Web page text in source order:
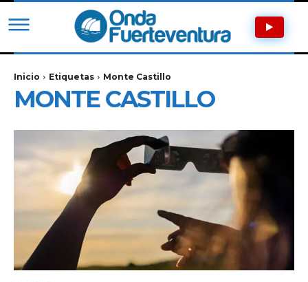
Inicio Etiquetas Monte Castillo
MONTE CASTILLO